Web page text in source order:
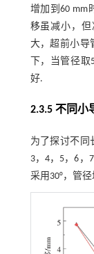
增加到60 mm
移虽减小，
大，超前小导
下，当管径
好.
2.3.5 不同小
为了探讨不同
3，4，5，6，
采用30°，管